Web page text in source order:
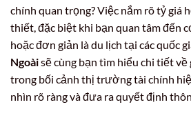
chính quan trọng? Việc nắm rõ tỷ giá
thiết, đặc biệt khi bạn quan tâm đến
hoặc đơn giản là du lịch tại các quốc
Ngoàisẽ cùng bạn tìm hiểu chi tiết về
trong bối cảnh thị trường tài chính
nhìn rõ ràng và đưa ra quyết định